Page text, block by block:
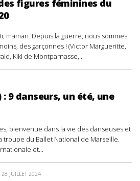
figures féminines du
maman. Depuis la guerre, nous sommes
des garçonnes ! (Victor Margueritte,
Kiki de Montparnasse,...
9 danseurs, un été, une
bienvenue dans la vie des danseuses et
troupe du Ballet National de Marseille.
et...
28 JUILLET 2024